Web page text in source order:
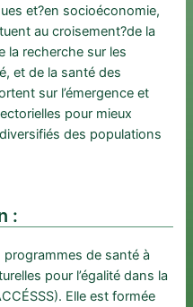
et?en socioéconomie,
au croisement?de la
la recherche sur les
et de la santé des
sur l’émergence et
pour mieux
des populations
:
de santé à
pour l’égalité dans la
Elle est formée